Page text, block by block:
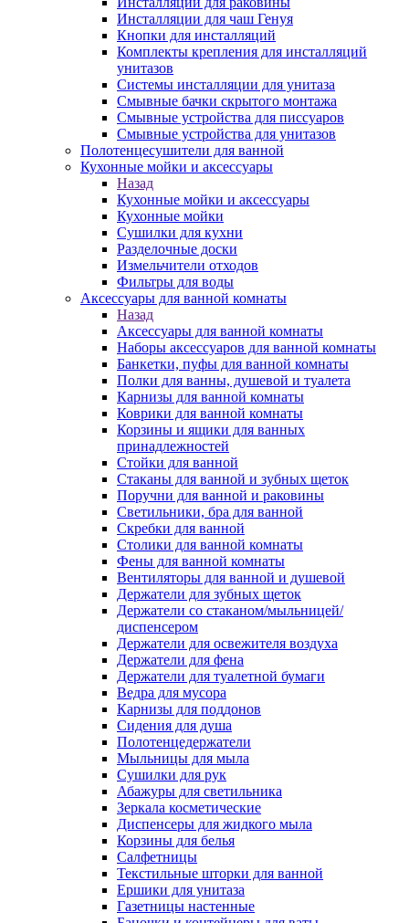
Инсталляции для чаш Генуя
Кнопки для инсталляций
Комплекты крепления для инсталляций
унитазов
Системы инсталляции для унитаза
Смывные бачки скрытого монтажа
Смывные устройства для писсуаров
Смывные устройства для унитазов
Полотенцесушители для ванной
Кухонные мойки и аксессуары
Назад
Кухонные мойки и аксессуары
Кухонные мойки
Сушилки для кухни
Разделочные доски
Измельчители отходов
Фильтры для воды
Аксессуары для ванной комнаты
Назад
Аксессуары для ванной комнаты
Наборы аксессуаров для ванной комнаты
Банкетки, пуфы для ванной комнаты
Полки для ванны, душевой и туалета
Карнизы для ванной комнаты
Коврики для ванной комнаты
Корзины и ящики для ванных
принадлежностей
Стойки для ванной
Стаканы для ванной и зубных щеток
Поручни для ванной и раковины
Светильники, бра для ванной
Скребки для ванной
Столики для ванной комнаты
Фены для ванной комнаты
Вентиляторы для ванной и душевой
Держатели для зубных щеток
Держатели со стаканом/мыльницей/
диспенсером
Держатели для освежителя воздуха
Держатели для фена
Держатели для туалетной бумаги
Ведра для мусора
Карнизы для поддонов
Сидения для душа
Полотенцедержатели
Мыльницы для мыла
Сушилки для рук
Абажуры для светильника
Зеркала косметические
Диспенсеры для жидкого мыла
Корзины для белья
Салфетницы
Текстильные шторки для ванной
Ершики для унитаза
Газетницы настенные